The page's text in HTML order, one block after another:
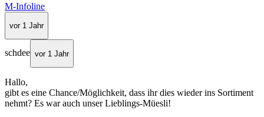
M-Infoline
vor 1 Jahr
schdee vor 1 Jahr
Hallo,
gibt es eine Chance/Möglichkeit, dass ihr dies wieder ins Sortiment
nehmt? Es war auch unser Lieblings-Müesli!